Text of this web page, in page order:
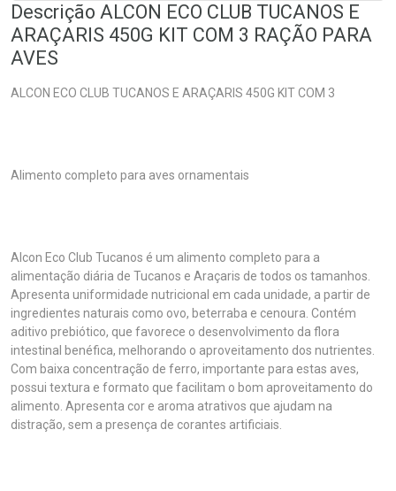
Descrição ALCON ECO CLUB TUCANOS E
ARAÇARIS 450G KIT COM 3 RAÇÃO PARA
AVES
ALCON ECO CLUB TUCANOS E ARAÇARIS 450G KIT COM 3
Alimento completo para aves ornamentais
Alcon Eco Club Tucanos é um alimento completo para a
alimentação diária de Tucanos e Araçaris de todos os tamanhos.
Apresenta uniformidade nutricional em cada unidade, a partir de
ingredientes naturais como ovo, beterraba e cenoura. Contém
aditivo prebiótico, que favorece o desenvolvimento da flora
intestinal benéfica, melhorando o aproveitamento dos nutrientes.
Com baixa concentração de ferro, importante para estas aves,
possui textura e formato que facilitam o bom aproveitamento do
alimento. Apresenta cor e aroma atrativos que ajudam na
distração, sem a presença de corantes artificiais.